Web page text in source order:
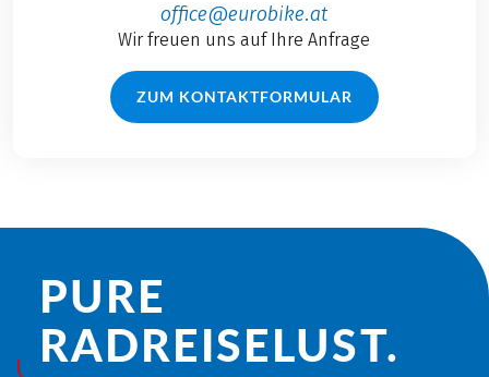
office@eurobike.at
Wir freuen uns auf Ihre Anfrage
ZUM KONTAKTFORMULAR
PURE
RADREISE­LUST.